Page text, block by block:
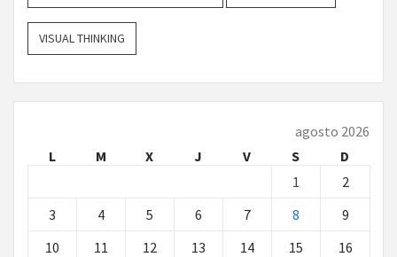
VISUAL THINKING
agosto 2026
L
M X J V S
D
1
2
3
4 5 6 7 8
9
10
11 12 13 14 15
16